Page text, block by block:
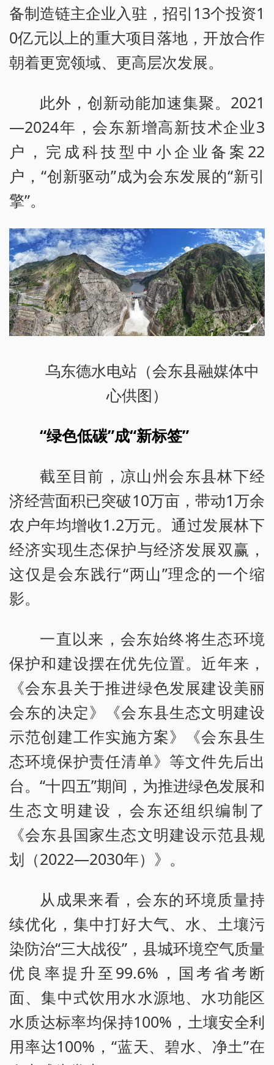
备制造链主企业入驻，招引13个投资1
0亿元以上的重大项目落地，开放合作
朝着更宽领域、更高层次发展。
此外，创新动能加速集聚。2021
—2024年，会东新增高新技术企业3
户，完成科技型中小企业备案22
户，“创新驱动”成为会东发展的“新引
擎”。
乌东德水电站（会东县融媒体中
心供图）
“绿色低碳”成“新标签”
截至目前，凉山州会东县林下经
济经营面积已突破10万亩，带动1万余
农户年均增收1.2万元。通过发展林下
经济实现生态保护与经济发展双赢，
这仅是会东践行“两山”理念的一个缩
影。
一直以来，会东始终将生态环境
保护和建设摆在优先位置。近年来，
《会东县关于推进绿色发展建设美丽
会东的决定》《会东县生态文明建设
示范创建工作实施方案》《会东县生
态环境保护责任清单》等文件先后出
台。“十四五”期间，为推进绿色发展和
生态文明建设，会东还组织编制了
《会东县国家生态文明建设示范县规
划（2022—2030年）》。
从成果来看，会东的环境质量持
续优化，集中打好大气、水、土壤污
染防治“三大战役”，县城环境空气质量
优良率提升至99.6%，国考省考断
面、集中式饮用水水源地、水功能区
水质达标率均保持100%，土壤安全利
用率达100%，“蓝天、碧水、净土”在